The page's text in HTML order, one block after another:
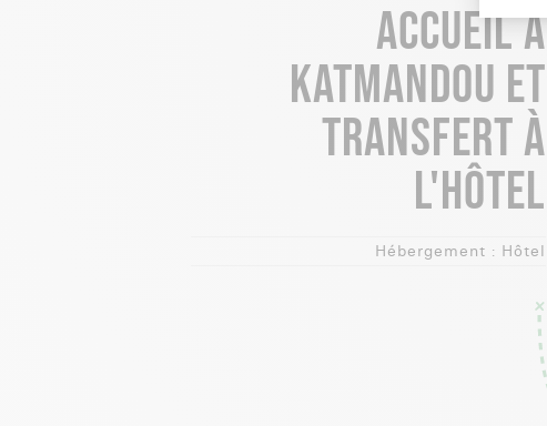
ACCUEIL À
KATMANDOU ET
TRANSFERT À
L'HÔTEL
Hébergement : Hôtel